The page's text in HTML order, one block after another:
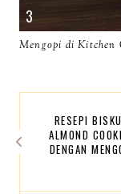
Mengopi di Kitchen
RESEPI
ALMOND
DENGAN